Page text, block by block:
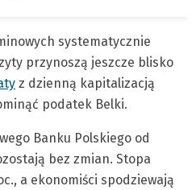
systematycznie
przynoszą jeszcze blisko
z dzienną kapitalizacją
podatek Belki.
Banku Polskiego od
bez zmian. Stopa
a ekonomiści spodziewają